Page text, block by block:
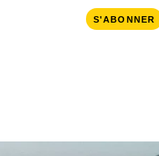
S'ABONNER